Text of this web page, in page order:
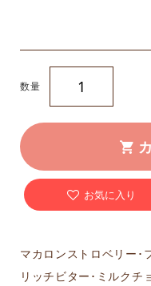
マカロンストロベリー･
リッチビター･ミルクチ
数量
お気に入り